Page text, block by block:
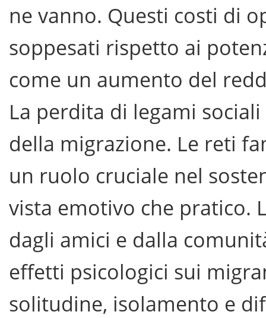
ne vanno. Questi costi di
soppesati rispetto ai
come un aumento del
La perdita di legami
della migrazione. Le reti
un ruolo cruciale nel
vista emotivo che pratico.
dagli amici e dalla
effetti psicologici sui
solitudine, isolamento e